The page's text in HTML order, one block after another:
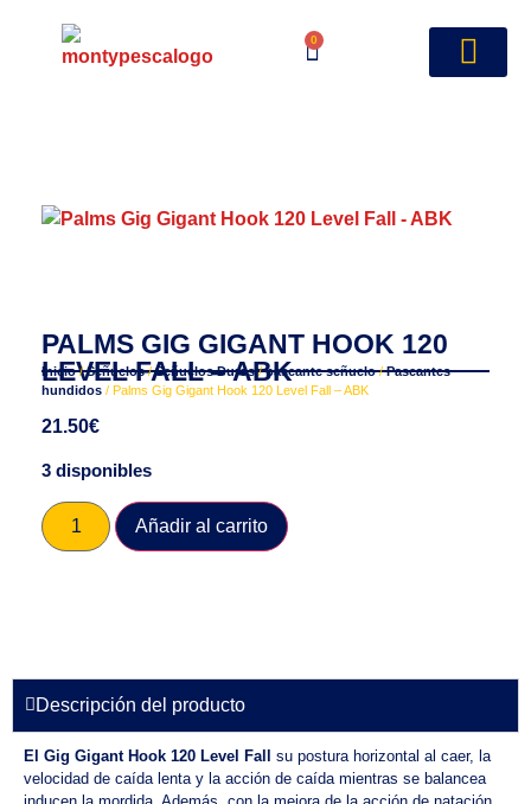
0
PALMS GIG GIGANT HOOK 120
LEVEL FALL – ABK
Inicio/Señuelos/Señuelos Duros/paseante señuelo/Paseantes
hundidos / Palms Gig Gigant Hook 120 Level Fall – ABK
21.50€
3 disponibles
Añadir al carrito
Descripción del producto
El Gig Gigant Hook 120 Level Fall su postura horizontal al caer, la
velocidad de caída lenta y la acción de caída mientras se balancea